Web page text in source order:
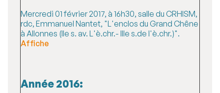
Mercredi 01 février 2017, à 16h30, salle du CRHISM,
rdc, Emmanuel Nantet, "L'enclos du Grand Chêne
à Allonnes (IIe s. av. L'è.chr.- IIIe s.de l'è.chr.)".
Affiche
Année 2016: